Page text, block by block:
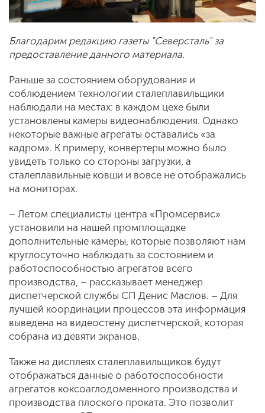
Благодарим редакцию газеты "Северсталь" за
предоставление данного материала.
Раньше за состоянием оборудования и
соблюдением технологии сталеплавильщики
наблюдали на местах: в каждом цехе были
установлены камеры видеонаблюдения. Однако
некоторые важные агрегаты оставались «за
кадром». К примеру, конвертеры можно было
увидеть только со стороны загрузки, а
сталеплавильные ковши и вовсе не отображались
на мониторах.
– Летом специалисты центра «Промсервис»
установили на нашей промплощадке
дополнительные камеры, которые позволяют нам
круглосуточно наблюдать за состоянием и
работоспособностью агрегатов всего
производства, – рассказывает менеджер
диспетчерской службы СП Денис Маслов. – Для
лучшей координации процессов эта информация
выведена на видеостену диспетчерской, которая
собрана из девяти экранов.
Также на дисплеях сталеплавильщиков будут
отображаться данные о работоспособности
агрегатов коксоаглодоменного производства и
производства плоского проката. Это позволит